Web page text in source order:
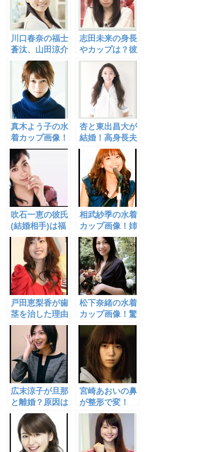
川口春奈の福士
蒼汰、山田涼介
との関係は？
志田未来の身長
やカップは？彼
氏は神木隆之介
と山田涼介？
[画像あり]
真木よう子の水
着カップ画像！
結婚後の旦那や
子供との関係は
どう？
杏と東出昌大が
結婚！高身長夫
婦誕生のきっか
けはドラマの共
演か？
吹石一恵の彼氏
(結婚相手)は福
山雅治？anan
でも活躍！
相武紗季の水着
カップ画像！姉
は宝塚で活躍中
か？熱愛相手は
誰？
戸田恵梨香が歯
茎を治した理由
は？水着カップ
画像公開！性格
はどう？
松下奈緒の水着
カップ画像！驚
きの顔サイズ！
犬好きお嬢様の
出身は？
広末涼子が旦那
と離婚？原因は
佐藤健か！子供
はどうなる？
[画像あり]
宮崎あおいの鼻
が整形で変！
比較画像あり！
ロングヘアーは
似合う？